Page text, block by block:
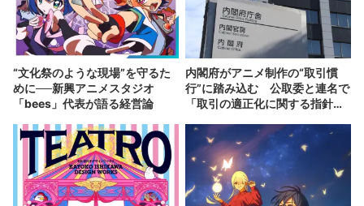
“文化祭のような現場”を守るた
めに──新興アニメスタジオ
「bees」代表が語る経営論
内閣府がアニメ制作の“取引慣
行”に踏み込む 公取委と連名で
「取引の適正化に関する指針」